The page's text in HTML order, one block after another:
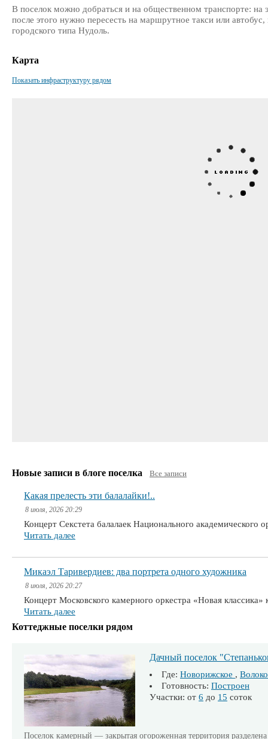
В поселок можно добраться и на общественном транспорте: на
после этого нужно пересесть на маршрутное такси или автобус,
городского типа Нудоль.
Карта
Показать инфраструктуру рядом
Новые записи в блоге поселка Все записи
Какая прелесть эти балалайки!..
8 июля, 2026 20:29
Концерт Секстета балалаек Национального академического
Читать далее
Микаэл Таривердиев: два портрета одного художника
8 июля, 2026 20:27
Концерт Московского камерного оркестра «Новая
Читать далее
Коттеджные поселки рядом
Дачный поселок
Где: Новорижское ,
Готовность: Построен
Участки: от 6 до 15 соток
Поселок камерный — закрытая огороженная территория